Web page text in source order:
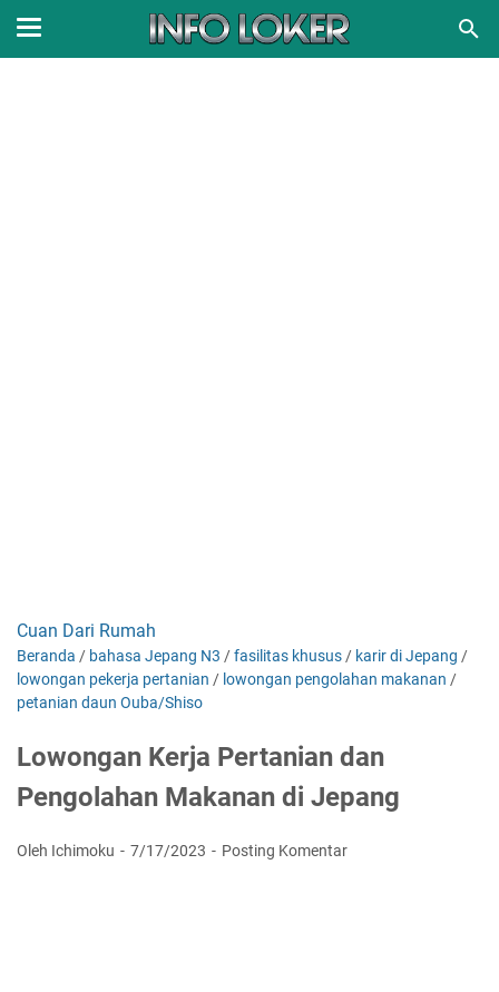
Cuan Dari Rumah
Beranda / bahasa Jepang N3 /fasilitas khusus / karir di Jepang /
lowongan pekerja pertanian / lowongan pengolahan makanan /
petanian daun Ouba/Shiso
Lowongan Kerja Pertanian dan
Pengolahan Makanan di Jepang
Oleh Ichimoku 7/17/2023 Posting Komentar